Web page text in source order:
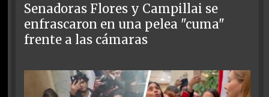
Senadoras Flores y Campillai se
enfrascaron en una pelea "cuma"
frente a las cámaras